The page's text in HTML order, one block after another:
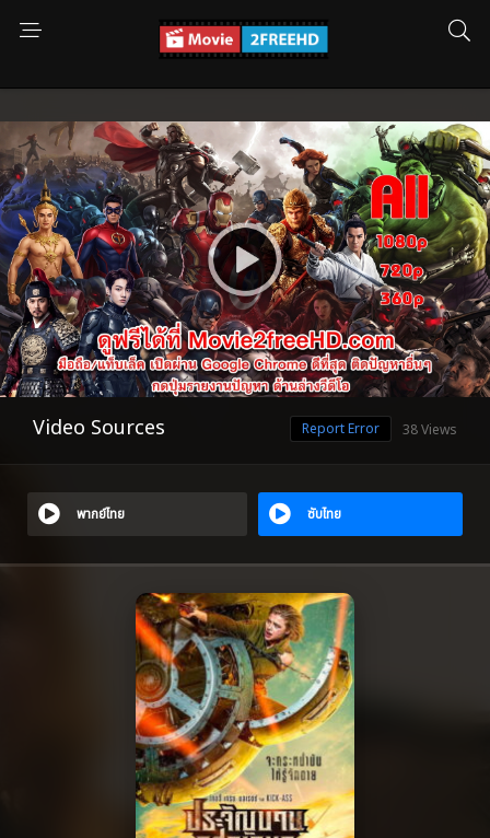
Video Sources 38 Views
Report Error
พากย์ไทย ซับไทย